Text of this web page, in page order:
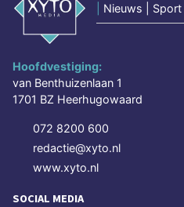
Nieuws |
Hoofdvestiging:
van Benthuizenlaan 1
1701 BZ Heerhugowaard
072 8200 600
redactie@xyto.nl
www.xyto.nl
SOCIAL MEDIA